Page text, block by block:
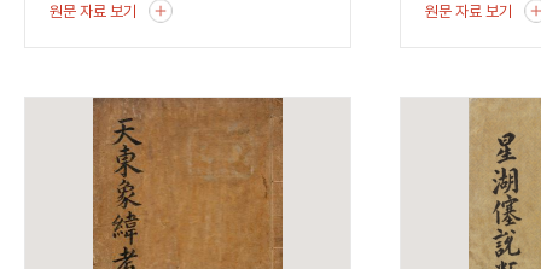
원문 자료 보기 원문 자료 보기